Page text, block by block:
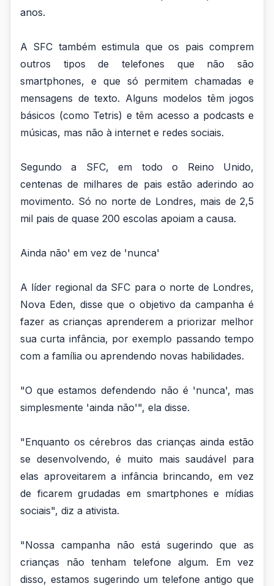
anos.
A SFC também estimula que os pais comprem
outros tipos de telefones que não são
smartphones, e que só permitem chamadas e
mensagens de texto. Alguns modelos têm jogos
básicos (como Tetris) e têm acesso a podcasts e
músicas, mas não à internet e redes sociais.
Segundo a SFC, em todo o Reino Unido,
centenas de milhares de pais estão aderindo ao
movimento. Só no norte de Londres, mais de 2,5
mil pais de quase 200 escolas apoiam a causa.
Ainda não' em vez de 'nunca'
A líder regional da SFC para o norte de Londres,
Nova Eden, disse que o objetivo da campanha é
fazer as crianças aprenderem a priorizar melhor
sua curta infância, por exemplo passando tempo
com a família ou aprendendo novas habilidades.
"O que estamos defendendo não é 'nunca', mas
simplesmente 'ainda não'", ela disse.
"Enquanto os cérebros das crianças ainda estão
se desenvolvendo, é muito mais saudável para
elas aproveitarem a infância brincando, em vez
de ficarem grudadas em smartphones e mídias
sociais", diz a ativista.
"Nossa campanha não está sugerindo que as
crianças não tenham telefone algum. Em vez
disso, estamos sugerindo um telefone antigo que